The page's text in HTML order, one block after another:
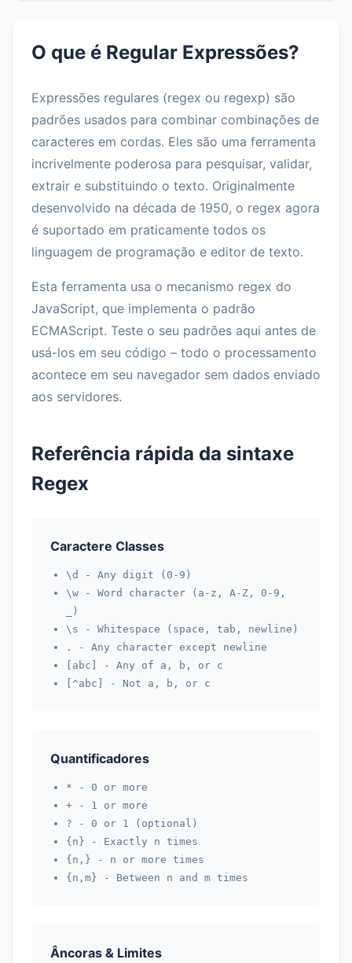
O que é Regular Expressões?
Expressões regulares (regex ou regexp) são
padrões usados para combinar combinações de
caracteres em cordas. Eles são uma ferramenta
incrivelmente poderosa para pesquisar, validar,
extrair e substituindo o texto. Originalmente
desenvolvido na década de 1950, o regex agora
é suportado em praticamente todos os
linguagem de programação e editor de texto.
Esta ferramenta usa o mecanismo regex do
JavaScript, que implementa o padrão
ECMAScript. Teste o seu padrões aqui antes de
usá-los em seu código – todo o processamento
acontece em seu navegador sem dados enviado
aos servidores.
Referência rápida da sintaxe
Regex
Caractere Classes
\d
- Any digit (0-9)
\w - Word character (a-z, A-Z, 0-9,
_)
\s - Whitespace (space, tab, newline)
.
- Any character except newline
[abc]
- Any of a, b, or c
[^abc]
- Not a, b, or c
Quantificadores
* - 0 or more
+ - 1 or more
? - 0 or 1 (optional)
{n} - Exactly n times
{n,} - n or more times
{n,m} - Between n and m times
Âncoras & Limites